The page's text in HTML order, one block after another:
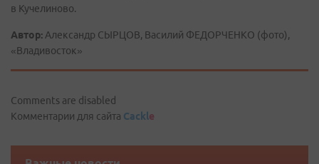
в Кучелиново.
Автор: Александр СЫРЦОВ, Василий ФЕДОРЧЕНКО (фото),
«Владивосток»
Comments are disabled
Комментарии для сайта Cackle